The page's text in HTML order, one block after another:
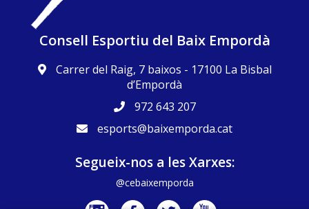
Consell Esportiu del Baix Empordà
Carrer del Raig, 7 baixos - 17100 La Bisbal
d’Empordà
972 643 207
esports@baixemporda.cat
Segueix-nos a les Xarxes:
@cebaixemporda